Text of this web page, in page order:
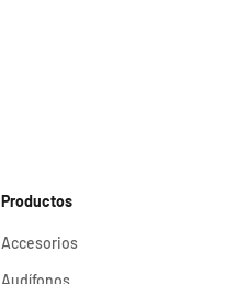
Productos
Accesorios
Audífonos